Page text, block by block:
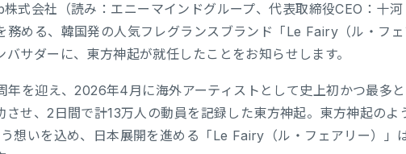
式会社（読み：エニーマインドグループ、代表取締役CEO：十河
務める、韓国発の人気フレグランスブランド「Le Fairy（ル・フ
バサダーに、東方神起が就任したことをお知らせします。
年を迎え、2026年4月に海外アーティストとして史上初かつ最多
させ、2日間で計13万人の動員を記録した東方神起。東方神起のよ
想いを込め、日本展開を進める「Le Fairy（ル・フェアリー）」